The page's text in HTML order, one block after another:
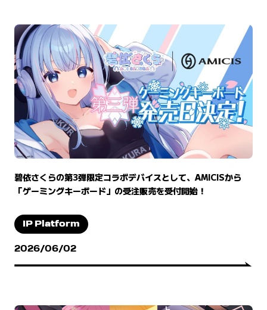
碧依さくらの第3弾限定コラボデバイスとして、AMICISから
「ゲーミングキーボード」の受注販売を受付開始！
IP Platform
2026/06/02